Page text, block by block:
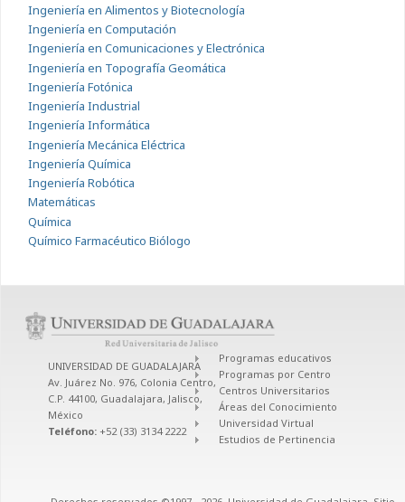
Ingeniería en Alimentos y Biotecnología
Ingeniería en Computación
Ingeniería en Comunicaciones y Electrónica
Ingeniería en Topografía Geomática
Ingeniería Fotónica
Ingeniería Industrial
Ingeniería Informática
Ingeniería Mecánica Eléctrica
Ingeniería Química
Ingeniería Robótica
Matemáticas
Química
Químico Farmacéutico Biólogo
UNIVERSIDAD DE GUADALAJARA
Av. Juárez No. 976, Colonia Centro,
C.P. 44100, Guadalajara, Jalisco,
México
Teléfono: +52 (33) 3134 2222
Programas educativos
Programas por Centro
Centros Universitarios
Áreas del Conocimiento
Universidad Virtual
Estudios de Pertinencia